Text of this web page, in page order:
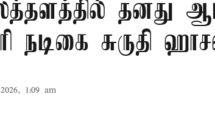
தனது
நடிகை சுருதி
1:09 am